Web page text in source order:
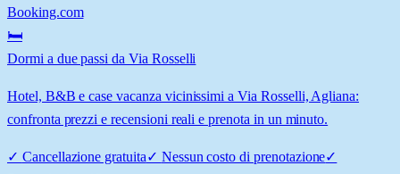
Booking.com
🛏️
Dormi a due passi da Via Rosselli
Hotel, B&B e case vacanza vicinissimi a Via Rosselli, Agliana:
confronta prezzi e recensioni reali e prenota in un minuto.
✓ Cancellazione gratuita✓ Nessun costo di prenotazione✓